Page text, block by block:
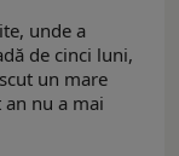
unde a
de cinci luni,
un mare
an nu a mai